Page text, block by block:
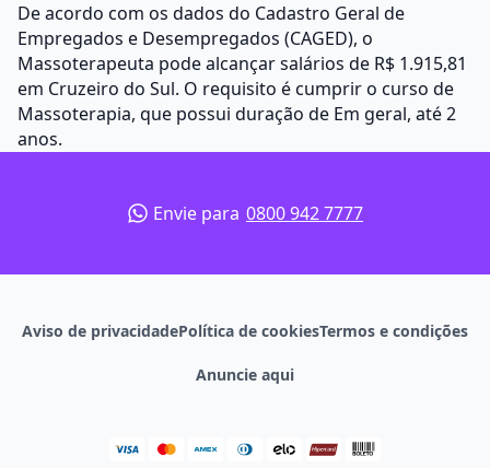
De acordo com os dados do Cadastro Geral de
Empregados e Desempregados (CAGED), o
Massoterapeuta pode alcançar salários de R$ 1.915,81
em Cruzeiro do Sul. O requisito é cumprir o curso de
Massoterapia, que possui duração de Em geral, até 2
anos.
Envie para 0800 942 7777
Aviso de privacidadePolítica de cookiesTermos e condições
Anuncie aqui